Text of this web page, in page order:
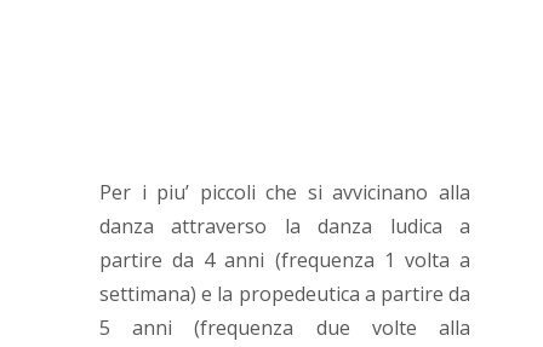
Per i piu’ piccoli che si avvicinano alla
danza attraverso la danza ludica a
partire da 4 anni (frequenza 1 volta a
settimana) e la propedeutica a partire da
5 anni (frequenza due volte alla